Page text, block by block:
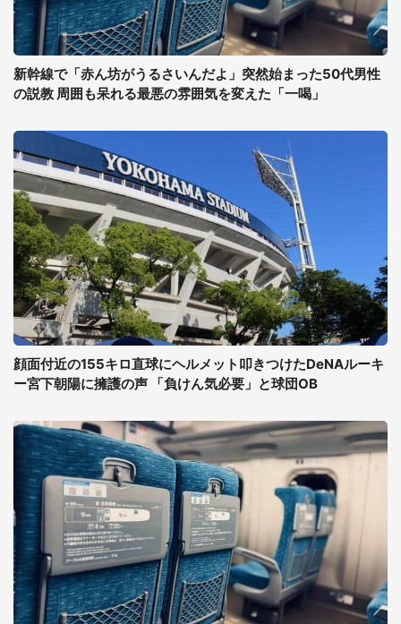
新幹線で「赤ん坊がうるさいんだよ」突然始まった50代男性
の説教 周囲も呆れる最悪の雰囲気を変えた「一喝」
顔面付近の155キロ直球にヘルメット叩きつけたDeNAルーキ
ー宮下朝陽に擁護の声 「負けん気必要」と球団OB